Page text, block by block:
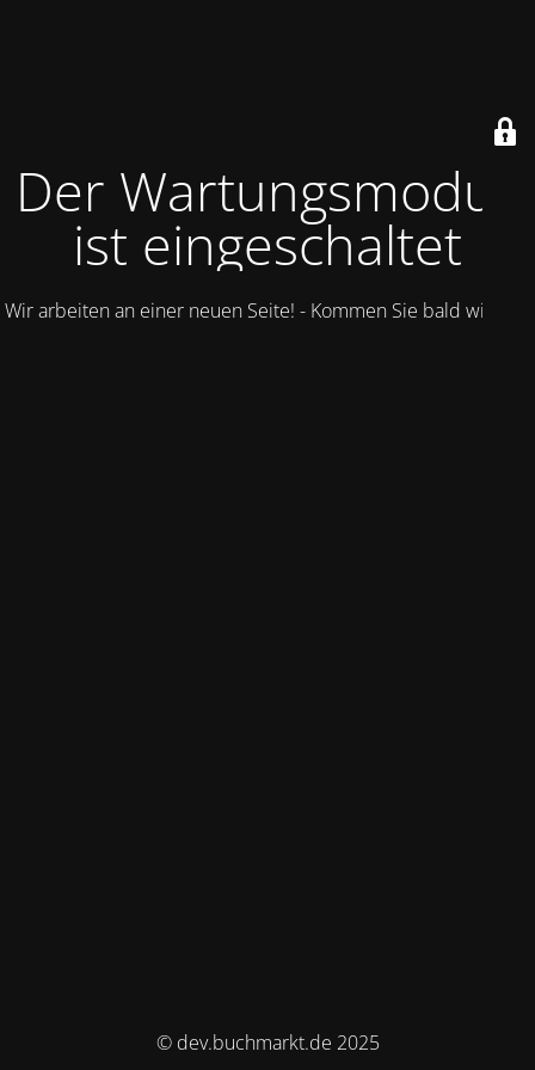
Der Wartungsmodus
ist eingeschaltet
Wir arbeiten an einer neuen Seite! - Kommen Sie bald wieder.
© dev.buchmarkt.de 2025